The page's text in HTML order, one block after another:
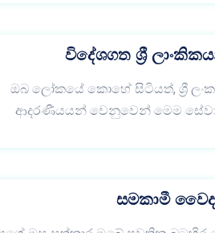
විදේශගත ශ්‍රී
ඔබ ලෝකයේ කොහේ සිටියත්, ශ්‍රී
ආදරණීයයන් වෙනුවෙන් මෙම
සමකාමී